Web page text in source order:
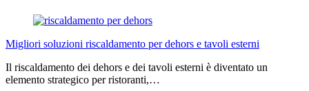
Migliori soluzioni riscaldamento per dehors e tavoli esterni
Il riscaldamento dei dehors e dei tavoli esterni è diventato un
elemento strategico per ristoranti,…